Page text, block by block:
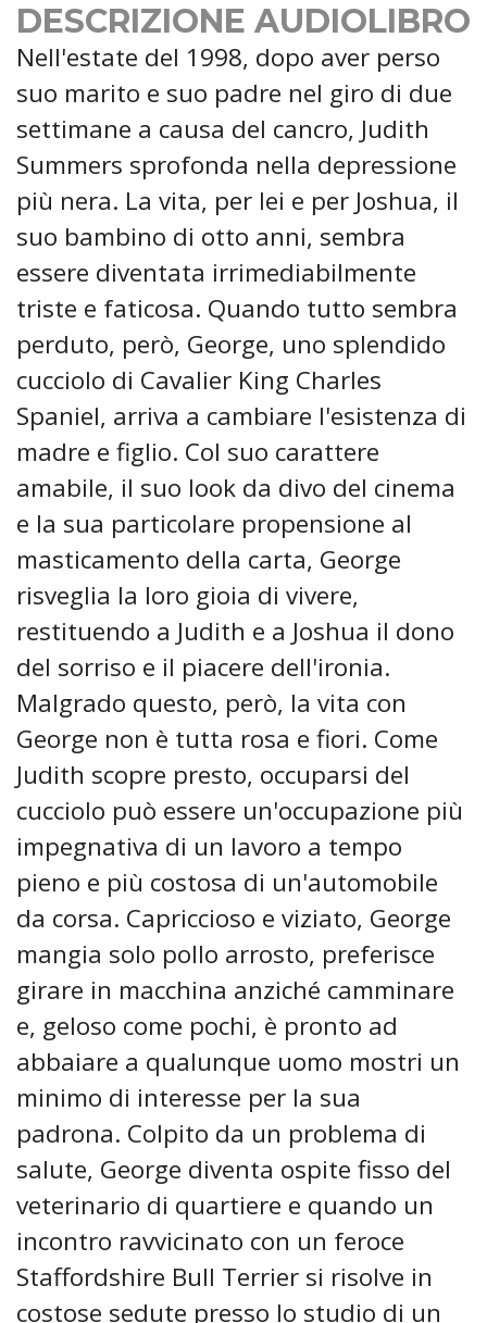
DESCRIZIONE AUDIOLIBRO
Nell'estate del 1998, dopo aver perso
suo marito e suo padre nel giro di due
settimane a causa del cancro, Judith
Summers sprofonda nella depressione
più nera. La vita, per lei e per Joshua, il
suo bambino di otto anni, sembra
essere diventata irrimediabilmente
triste e faticosa. Quando tutto sembra
perduto, però, George, uno splendido
cucciolo di Cavalier King Charles
Spaniel, arriva a cambiare l'esistenza di
madre e figlio. Col suo carattere
amabile, il suo look da divo del cinema
e la sua particolare propensione al
masticamento della carta, George
risveglia la loro gioia di vivere,
restituendo a Judith e a Joshua il dono
del sorriso e il piacere dell'ironia.
Malgrado questo, però, la vita con
George non è tutta rosa e fiori. Come
Judith scopre presto, occuparsi del
cucciolo può essere un'occupazione più
impegnativa di un lavoro a tempo
pieno e più costosa di un'automobile
da corsa. Capriccioso e viziato, George
mangia solo pollo arrosto, preferisce
girare in macchina anziché camminare
e, geloso come pochi, è pronto ad
abbaiare a qualunque uomo mostri un
minimo di interesse per la sua
padrona. Colpito da un problema di
salute, George diventa ospite fisso del
veterinario di quartiere e quando un
incontro ravvicinato con un feroce
Staffordshire Bull Terrier si risolve in
costose sedute presso lo studio di un